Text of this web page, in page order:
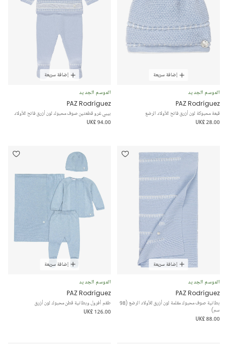
إضافة سريعة
الموسم الجديد
PAZ Rodríguez
قبعة محبوكة لون أزرق فاتح للأولاد الرضع
UK£ 28.00
إضافة سريعة
الموسم الجديد
PAZ Rodríguez
بيبي غرو قطعتين صوف محبوك لون أزرق فاتح للأولاد
UK£ 94.00
إضافة سريعة
الموسم الجديد
PAZ Rodríguez
بطانية صوف محبوك مقلمة لون أزرق للأولاد الرضع (98
سم)
UK£ 88.00
إضافة سريعة
الموسم الجديد
PAZ Rodríguez
طقم أفرول وبطانية قطن محبوك لون أزرق
UK£ 126.00